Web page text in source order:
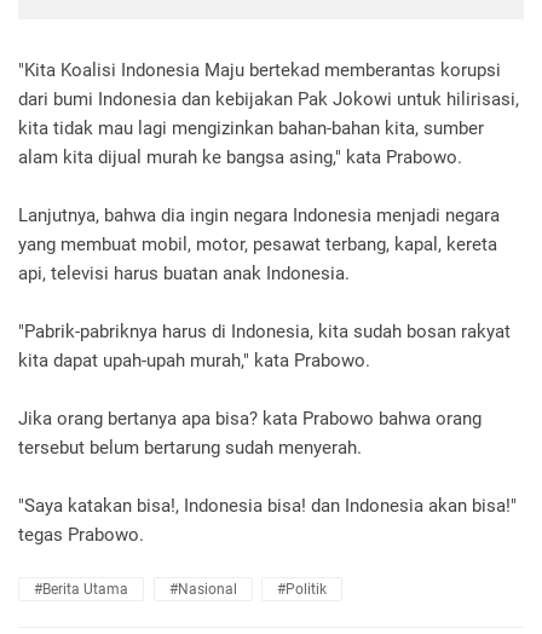
"Kita Koalisi Indonesia Maju bertekad memberantas korupsi
dari bumi Indonesia dan kebijakan Pak Jokowi untuk hilirisasi,
kita tidak mau lagi mengizinkan bahan-bahan kita, sumber
alam kita dijual murah ke bangsa asing," kata Prabowo.
Lanjutnya, bahwa dia ingin negara Indonesia menjadi negara
yang membuat mobil, motor, pesawat terbang, kapal, kereta
api, televisi harus buatan anak Indonesia.
"Pabrik-pabriknya harus di Indonesia, kita sudah bosan rakyat
kita dapat upah-upah murah," kata Prabowo.
Jika orang bertanya apa bisa? kata Prabowo bahwa orang
tersebut belum bertarung sudah menyerah.
"Saya katakan bisa!, Indonesia bisa! dan Indonesia akan bisa!"
tegas Prabowo.
#Berita Utama #Nasional #Politik